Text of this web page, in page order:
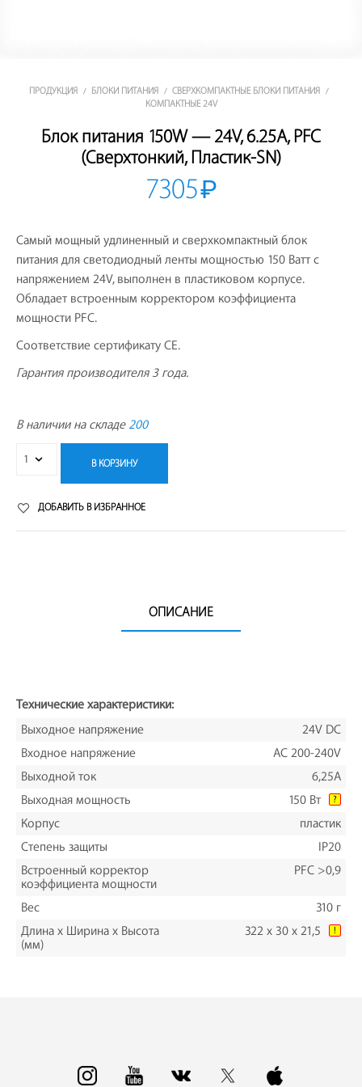
ПРОДУКЦИЯ / БЛОКИ ПИТАНИЯ / СВЕРХКОМПАКТНЫЕ БЛОКИ ПИТАНИЯ /
КОМПАКТНЫЕ 24V
Блок питания 150W — 24V, 6.25A, PFC
(Сверхтонкий, Пластик-SN)
7305₽
Самый мощный удлиненный и сверхкомпактный блок
питания для светодиодный ленты мощностью 150 Ватт с
напряжением 24V, выполнен в пластиковом корпусе.
Обладает встроенным корректором коэффициента
мощности PFC.
Соответствие сертификату CE.
Гарантия производителя 3 года.
В наличии на складе200
В КОРЗИНУ
ДОБАВИТЬ В ИЗБРАННОЕ
ОПИСАНИЕ
Технические характеристики:
Выходное напряжение
24V DC
Входное напряжение
AC 200-240V
Выходной ток
6,25A
Выходная мощность
150 Вт ?
Корпус
пластик
Степень защиты
IP20
Встроенный корректор
коэффициента мощности
PFC >0,9
Вес
310 г
Длина х Ширина х Высота
(мм)
322 х 30 х 21,5 !